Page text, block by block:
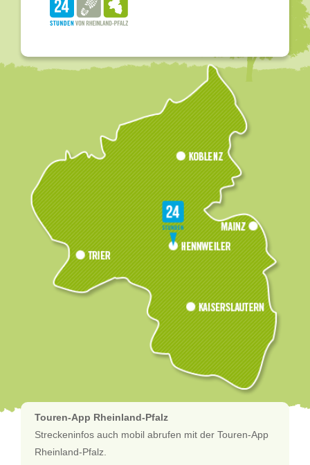
Touren-App Rheinland-Pfalz
Streckeninfos auch mobil abrufen mit der Touren-App
Rheinland-Pfalz.